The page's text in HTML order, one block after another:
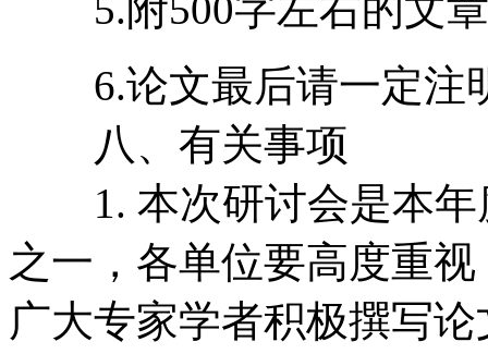
6.论文最后请一定注
八、有关事项
1. 本次研讨会是本年
之一，各单位要高度重
广大专家学者积极撰写